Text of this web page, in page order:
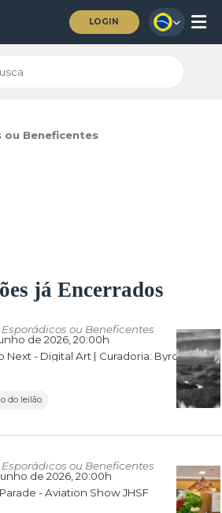
LOGIN
ou Beneficentes
já Encerrados
Esporádicos ou Beneficentes
de 2026 , 20:00h
2º Leilão Next - Digital Art | Curadoria: Byron Mendes e Meta Gallery
do leilão
Esporádicos ou Beneficentes
de 2026 , 20:00h
- Aviation Show JHSF